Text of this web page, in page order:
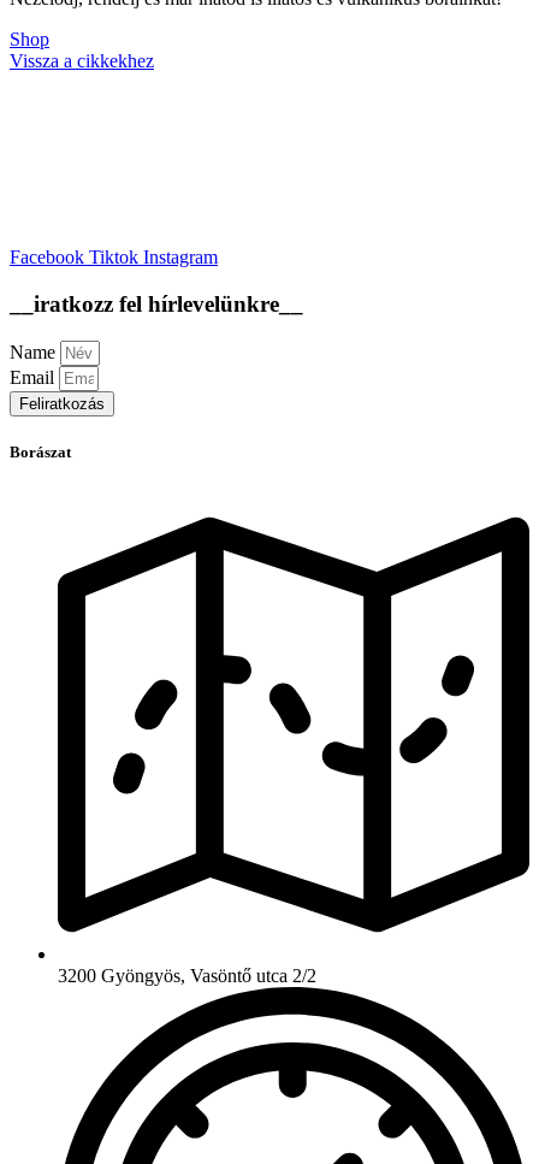
Shop
Vissza a cikkekhez
Facebook Tiktok Instagram
__iratkozz fel hírlevelünkre__
Name
Email
Feliratkozás
Borászat
3200 Gyöngyös, Vasöntő utca 2/2